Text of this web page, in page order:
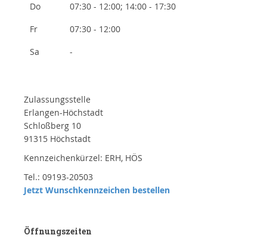
Do
07:30 - 12:00; 14:00 - 17:30
Fr
07:30 - 12:00
Sa
-
Zulassungsstelle
Erlangen-Höchstadt
Schloßberg 10
91315 Höchstadt
Kennzeichenkürzel: ERH, HÖS
Tel.: 09193-20503
Jetzt Wunschkennzeichen bestellen
Öffnungszeiten